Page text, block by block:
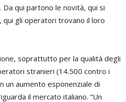
qui partono le novità, qui si
qui gli operatori trovano il loro
soprattutto per la qualità degli
stranieri (14.500 contro i
un aumento esponenziale di
il mercato italiano. “Un